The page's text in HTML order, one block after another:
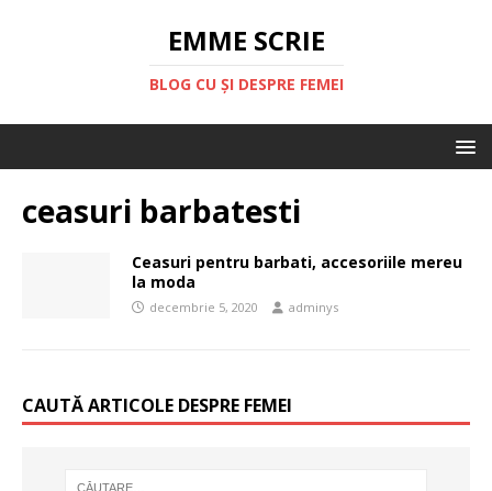
EMME SCRIE
BLOG CU ȘI DESPRE FEMEI
ceasuri barbatesti
Ceasuri pentru barbati, accesoriile mereu
la moda
decembrie 5, 2020 adminys
CAUTĂ ARTICOLE DESPRE FEMEI